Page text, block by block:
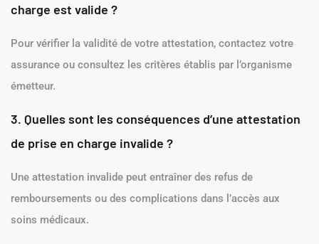
1. Qu’est-ce qu’une attestation de prise en charge ?
Une attestation de prise en charge est un document émis par
un professionnel de santé attestant qu’un patient a besoin de
soins spécifiques.
2. Comment savoir si mon attestation de prise en
charge est valide ?
Pour vérifier la validité de votre attestation, contactez votre
assurance ou consultez les critères établis par l’organisme
émetteur.